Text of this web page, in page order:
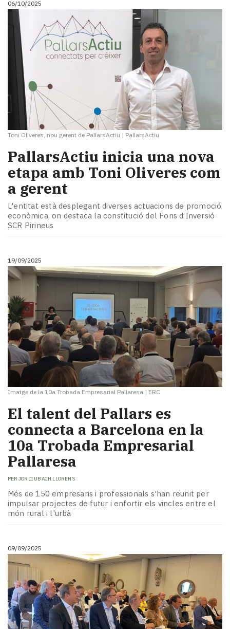
i
turisme
Cultura
Esports
Mai
tant!
TV
mitjans
temps
Reportatges
Entrevistes
Enquestes
A
escena!
Dis
la
teva!
newsletter
del
Pallars
patrocinat
Lo
més
llegit...
Editorial
06/10/2025
Toni Oliveres, nou gerent de PallarsActiu | PallarsActiu
PallarsActiu inicia una nova
etapa amb Toni Oliveres com
a gerent
L'entitat està desplegant diverses actuacions de promoció
econòmica, on destaca la constitució del Fons d’Inversió
SCR Pirineus
19/09/2025
Imatge de la 10a Trobada Empresarial Pallaresa | ERC
El talent del Pallars es
connecta a Barcelona en la
10a Trobada Empresarial
Pallaresa
PER JORDI UBACH LLORENS
Més de 150 empresaris i professionals s'han reunit per
impulsar projectes de futur i enfortir els vincles entre el
món rural i l'urbà
09/09/2025